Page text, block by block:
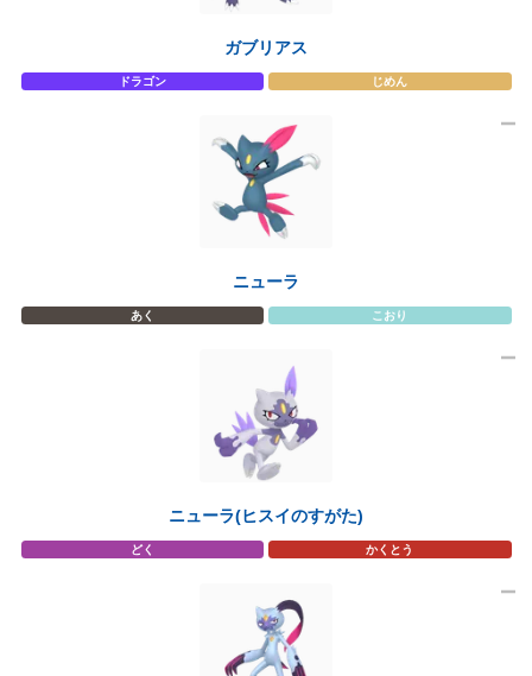
ガブリアス
ドラゴン じめん
ニューラ
あく こおり
ニューラ(ヒスイのすがた)
どく かくとう